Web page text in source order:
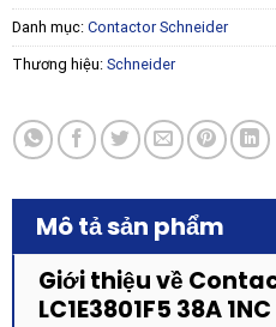
Danh mục: Contactor Schneider
Thương hiệu: Schneider
Mô tả sản phẩm
Giới thiệu về
LC1E3801F5 38A 1NC